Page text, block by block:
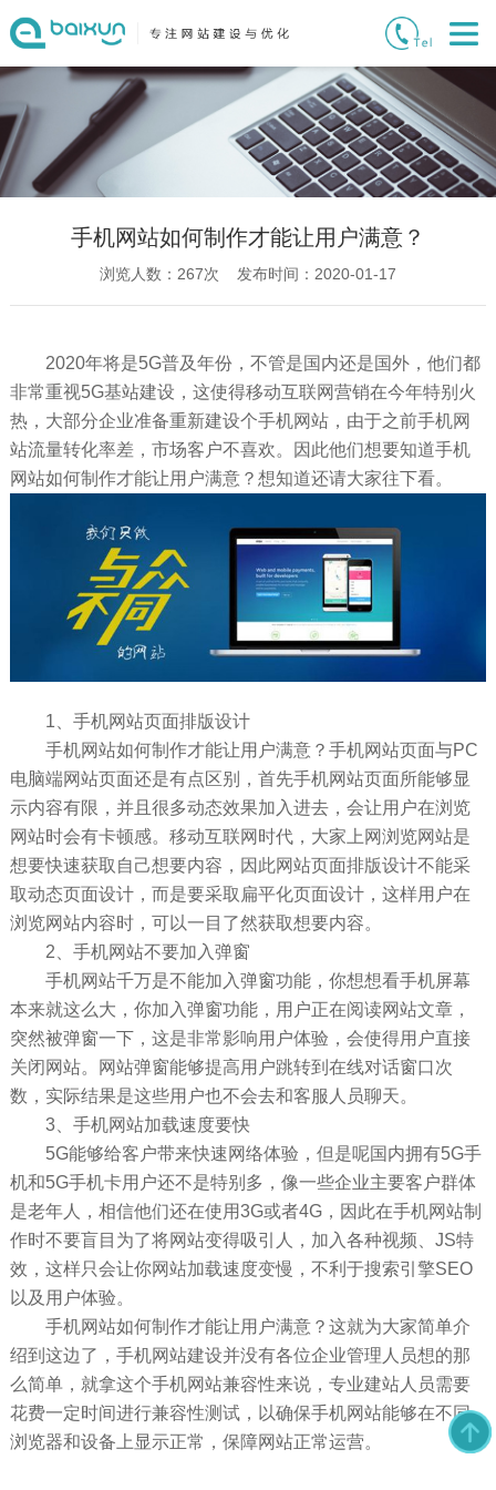
手机网站如何制作才能让用户满意？
浏览人数： 267次 发布时间：2020-01-17
2020年将是5G普及年份，不管是国内还是国外，他们都
非常重视5G基站建设，这使得移动互联网营销在今年特别火
热，大部分企业准备重新建设个手机网站，由于之前手机网
站流量转化率差，市场客户不喜欢。因此他们想要知道手机
网站如何制作才能让用户满意？想知道还请大家往下看。
1、手机网站页面排版设计
手机网站如何制作才能让用户满意？手机网站页面与PC
电脑端网站页面还是有点区别，首先手机网站页面所能够显
示内容有限，并且很多动态效果加入进去，会让用户在浏览
网站时会有卡顿感。移动互联网时代，大家上网浏览网站是
想要快速获取自己想要内容，因此网站页面排版设计不能采
取动态页面设计，而是要采取扁平化页面设计，这样用户在
浏览网站内容时，可以一目了然获取想要内容。
2、手机网站不要加入弹窗
手机网站千万是不能加入弹窗功能，你想想看手机屏幕
本来就这么大，你加入弹窗功能，用户正在阅读网站文章，
突然被弹窗一下，这是非常影响用户体验，会使得用户直接
关闭网站。网站弹窗能够提高用户跳转到在线对话窗口次
数，实际结果是这些用户也不会去和客服人员聊天。
3、手机网站加载速度要快
5G能够给客户带来快速网络体验，但是呢国内拥有5G手
机和5G手机卡用户还不是特别多，像一些企业主要客户群体
是老年人，相信他们还在使用3G或者4G，因此在手机网站制
作时不要盲目为了将网站变得吸引人，加入各种视频、JS特
效，这样只会让你网站加载速度变慢，不利于搜索引擎SEO
以及用户体验。
手机网站如何制作才能让用户满意？这就为大家简单介
绍到这边了，手机网站建设并没有各位企业管理人员想的那
么简单，就拿这个手机网站兼容性来说，专业建站人员需要
花费一定时间进行兼容性测试，以确保手机网站能够在不同
浏览器和设备上显示正常，保障网站正常运营。